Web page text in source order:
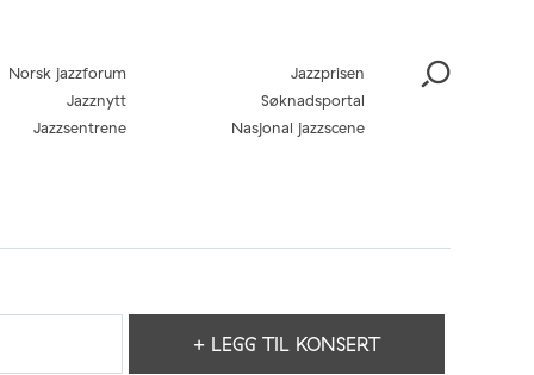
Norsk jazzforum
Jazzprisen
Jazznytt
Søknadsportal
Jazzsentrene
Nasjonal jazzscene
+ LEGG TIL KONSERT